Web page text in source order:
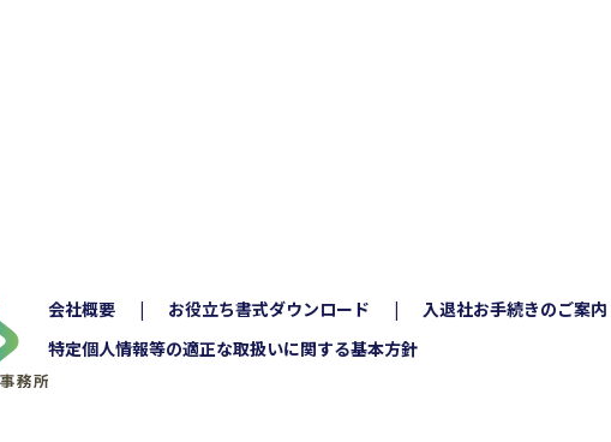
会社概要 お役立ち書式ダウンロード 入退社お手続きのご案内
特定個人情報等の適正な取扱いに関する基本方針